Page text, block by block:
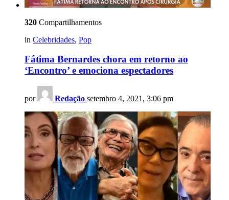
320 Compartilhamentos
in Celebridades, Pop
Fátima Bernardes chora em retorno ao
‘Encontro’ e emociona espectadores
por Redação setembro 4, 2021, 3:06 pm